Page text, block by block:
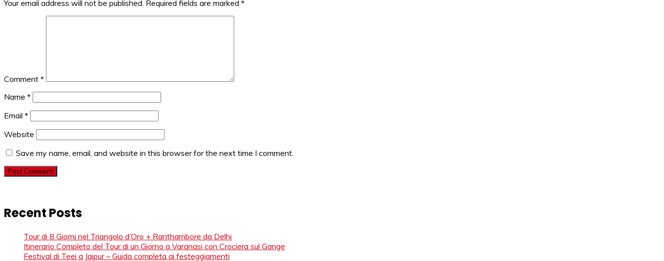
Your email address will not be published. Required fields are marked *
Comment *
Name *
Email *
Website
Save my name, email, and website in this browser for the next time I comment.
Recent Posts
Tour di 8 Giorni nel Triangolo d’Oro + Ranthambore da Delhi
Itinerario Completo del Tour di un Giorno a Varanasi con Crociera sul Gange
Festival di Teej a Jaipur – Guida completa ai festeggiamenti